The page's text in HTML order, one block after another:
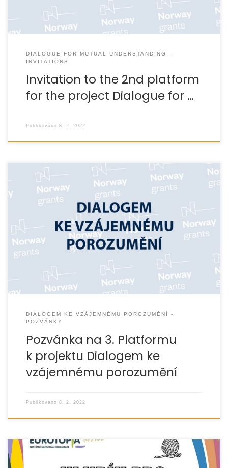
DIALOGUE FOR MUTUAL UNDERSTANDING –
INVITATIONS
Invitation to the 2nd platform
for the project Dialogue for …
Publikováno 8. 2. 2022
Srdečně Vás zveme na 3. setkání Platformy k projektu
Dialogem ke vzájemnému porozumění, která se uskuteční
17. 2. 2022 od 9:00 v budově FVP Slezské
DIALOGEM KE VZÁJEMNÉMU POROZUMĚNÍ -
POZVÁNKY
Pozvánka na 3. Platformu
k projektu Dialogem ke
vzájemnému porozumění
Publikováno 8. 2. 2022